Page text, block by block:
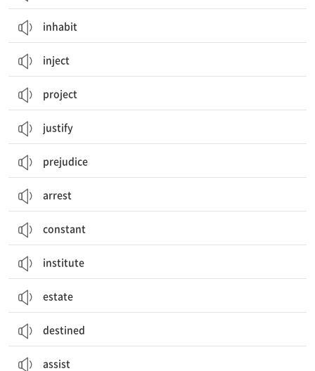
inhabit
inject
project
justify
prejudice
arrest
constant
institute
estate
destined
assist